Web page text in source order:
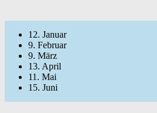
12. Januar
9. Februar
9. März
13. April
11. Mai
15. Juni